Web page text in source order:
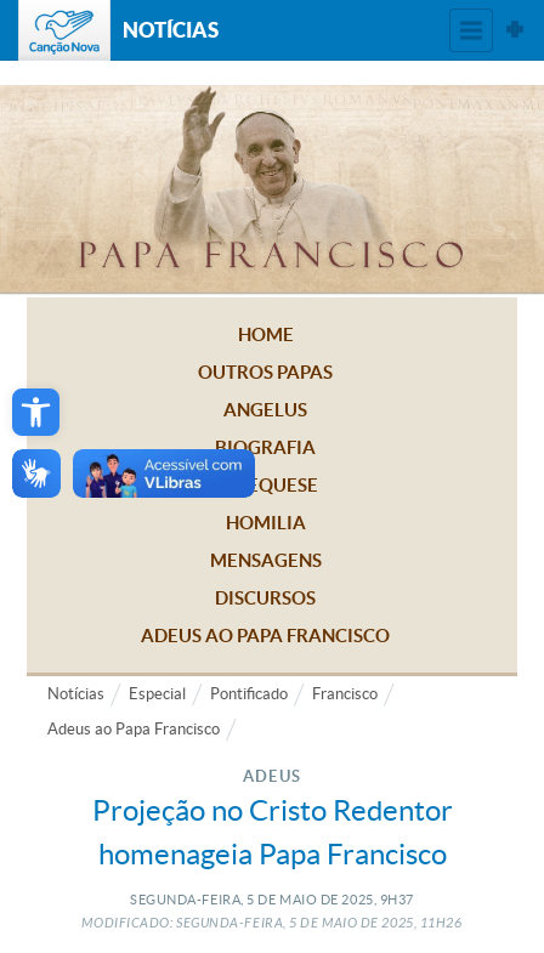
Open toolbar
NOTÍCIAS
HOME
OUTROS PAPAS
ANGELUS
BIOGRAFIA
CATEQUESE
HOMILIA
MENSAGENS
DISCURSOS
ADEUS AO PAPA FRANCISCO
Notícias Especial Pontificado
Francisco
Adeus ao Papa Francisco
ADEUS
Projeção no Cristo Redentor
homenageia Papa Francisco
SEGUNDA-FEIRA, 5 DE MAIO DE 2025, 9H37
MODIFICADO: SEGUNDA-FEIRA, 5 DEMAIO DE2025, 11H26